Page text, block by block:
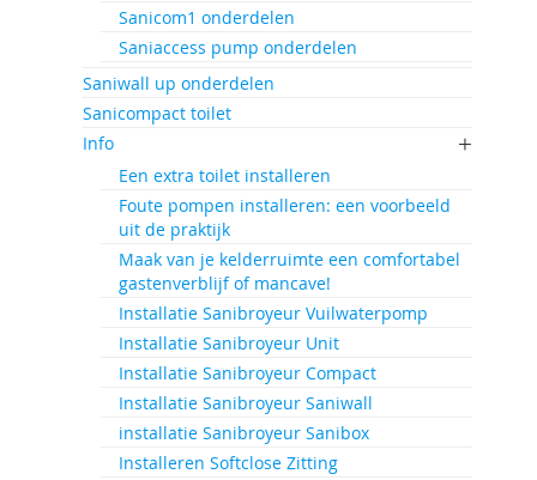
Sanicom1 onderdelen
Saniaccess pump onderdelen
Saniwall up onderdelen
Sanicompact toilet
Info
Een extra toilet installeren
Foute pompen installeren: een voorbeeld
uit de praktijk
Maak van je kelderruimte een comfortabel
gastenverblijf of mancave!
Installatie Sanibroyeur Vuilwaterpomp
Installatie Sanibroyeur Unit
Installatie Sanibroyeur Compact
Installatie Sanibroyeur Saniwall
installatie Sanibroyeur Sanibox
Installeren Softclose Zitting